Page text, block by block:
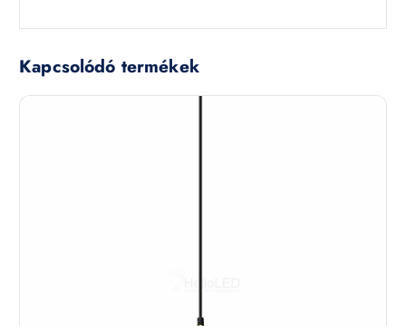
Kapcsolódó termékek